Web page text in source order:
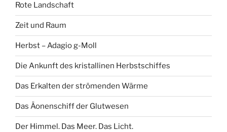
Rote Landschaft
Zeit und Raum
Herbst – Adagio g-Moll
Die Ankunft des kristallinen Herbstschiffes
Das Erkalten der strömenden Wärme
Das Äonenschiff der Glutwesen
Der Himmel. Das Meer. Das Licht.